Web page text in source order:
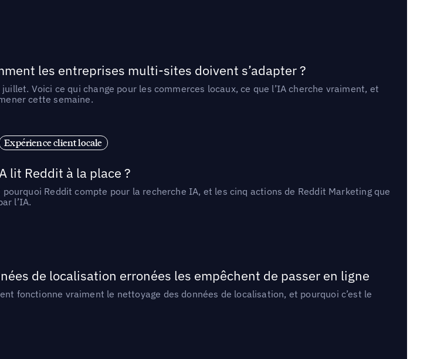
les entreprises multi-sites doivent s’adapter ?
Voici ce qui change pour les commerces locaux, ce que l’IA cherche vraiment, et
cette semaine.
Expérience client locale
lit Reddit à la place ?
Reddit compte pour la recherche IA, et les cinq actions de Reddit Marketing que
l’IA.
de localisation erronées les empêchent de passer en ligne
fonctionne vraiment le nettoyage des données de localisation, et pourquoi c’est le